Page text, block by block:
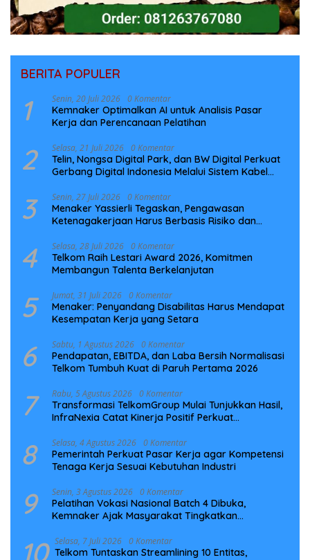
BERITA POPULER
1 Senin, 20 Juli 2026 0 Komentar
Kemnaker Optimalkan AI untuk Analisis Pasar
Kerja dan Perencanaan Pelatihan
2 Selasa, 21 Juli 2026 0 Komentar
Telin, Nongsa Digital Park, dan BW Digital Perkuat
Gerbang Digital Indonesia Melalui Sistem Kabel
3 Senin, 27 Juli 2026 0 Komentar
Menaker Yassierli Tegaskan, Pengawasan
Ketenagakerjaan Harus Berbasis Risiko dan
4 Selasa, 28 Juli 2026 0 Komentar
Telkom Raih Lestari Award 2026, Komitmen
Membangun Talenta Berkelanjutan
5 Jumat, 31 Juli 2026 0 Komentar
Menaker: Penyandang Disabilitas Harus Mendapat
Kesempatan Kerja yang Setara
6 Sabtu, 1 Agustus 2026 0 Komentar
Pendapatan, EBITDA, dan Laba Bersih Normalisasi
Telkom Tumbuh Kuat di Paruh Pertama 2026
7 Rabu, 5 Agustus 2026 0 Komentar
Transformasi TelkomGroup Mulai Tunjukkan Hasil,
InfraNexia Catat Kinerja Positif Perkuat
8 Selasa, 4 Agustus 2026 0 Komentar
Pemerintah Perkuat Pasar Kerja agar Kompetensi
Tenaga Kerja Sesuai Kebutuhan Industri
9 Senin, 3 Agustus 2026 0 Komentar
Pelatihan Vokasi Nasional Batch 4 Dibuka,
Kemnaker Ajak Masyarakat Tingkatkan
10 Selasa, 7 Juli 2026 0 Komentar
Telkom Tuntaskan Streamlining 10 Entitas,